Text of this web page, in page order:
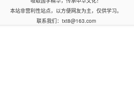
本站非营利性站点，以方便网友为主，仅供学习。
联系我们：txt8@163.com